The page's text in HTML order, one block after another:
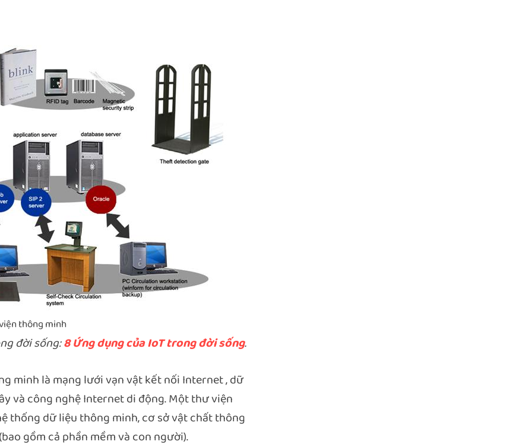
thông minh
đời sống:8 Ứng dụng của IoT trong đời sống.
minh là mạng lưới vạn vật kết nối Internet , dữ
và công nghệ Internet di động. Một thư viện
thống dữ liệu thông minh, cơ sở vật chất thông
gồm cả phần mềm và con người).